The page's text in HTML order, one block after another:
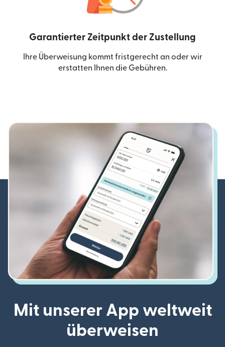
Garantierter Zeitpunkt der Zustellung
Ihre Überweisung kommt fristgerecht an oder wir
erstatten Ihnen die Gebühren.
Mit unserer App weltweit
überweisen